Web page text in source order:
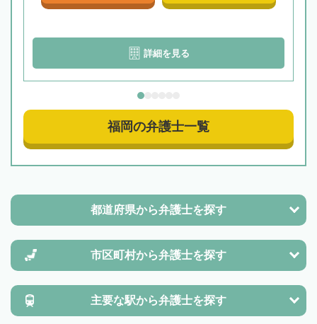
詳細を見る
福岡の弁護士一覧
都道府県から弁護士を探す
市区町村から弁護士を探す
主要な駅から弁護士を探す